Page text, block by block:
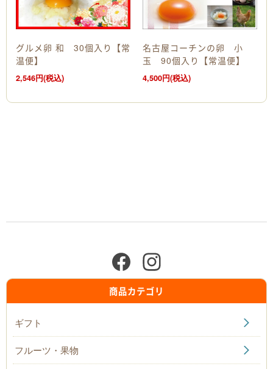
グルメ卵 和 30個入り【常
温便】
2,546円(税込)
名古屋コーチンの卵 小
玉 90個入り【常温便】
4,500円(税込)
商品カテゴリ
ギフト
フルーツ・果物